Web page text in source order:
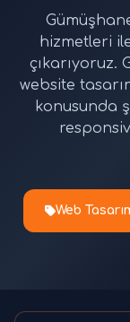
hizmetleri
çıkarıyoruz.
website
konusunda
Web